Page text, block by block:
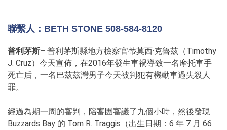
聯繫人：BETH STONE 508-584-8120
普利茅斯– 普利茅斯縣地方檢察官蒂莫西·克魯茲（Timothy
J. Cruz）今天宣佈，在2016年發生車禍導致一名摩托車手
死亡后，一名巴茲茲灣男子今天被判犯有機動車過失殺人
罪。
經過為期一周的審判，陪審團審議了九個小時，然後發現
Buzzards Bay 的 Tom R. Traggis（出生日期：6 年 7 月 66